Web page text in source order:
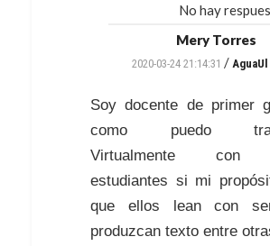
No hay
Mery Torres
2020-03-24 21:14:31 / AguaUl
Soy docente de primer
como puedo
Virtualmente con
estudiantes si mi
que ellos lean con
produzcan texto entre